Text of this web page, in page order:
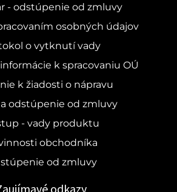
- odstúpenie od zmluvy
osobných údajov
o vytknutí vady
k spracovaniu OÚ
k žiadosti o nápravu
odstúpenie od zmluvy
- vady produktu
obchodníka
od zmluvy
odkazy